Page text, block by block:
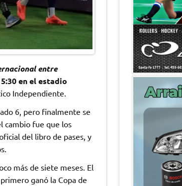
entre
en el estadio
Independiente.
6, pero finalmente se
cambio fue que los
del libro de pases, y
más de siete meses. El
ganó la Copa de